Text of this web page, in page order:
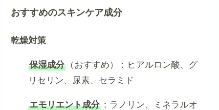
おすすめのスキンケア成分
乾燥対策
保湿成分 （おすすめ）：ヒアルロン酸、グ
リセリン、尿素、セラミド
エモリエント成分 ：ラノリン、ミネラルオ